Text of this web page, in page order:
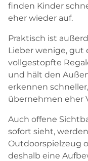
finden Kinder
eher wieder auf.
Praktisch ist
Lieber wenige, gut
vollgestopfte
und hält den
erkennen
übernehmen eher
Auch offene
sofort sieht,
Outdoorspielzeug
deshalb eine